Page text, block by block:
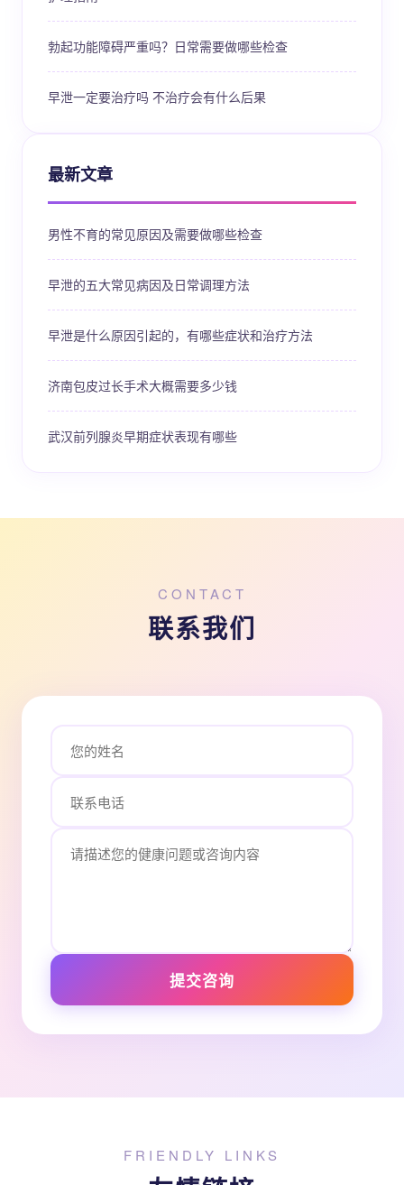
勃起功能障碍严重吗？日常需要做哪些检查
早泄一定要治疗吗 不治疗会有什么后果
最新文章
男性不育的常见原因及需要做哪些检查
早泄的五大常见病因及日常调理方法
早泄是什么原因引起的，有哪些症状和治疗方法
济南包皮过长手术大概需要多少钱
武汉前列腺炎早期症状表现有哪些
CONTACT
联系我们
提交咨询
FRIENDLY LINKS